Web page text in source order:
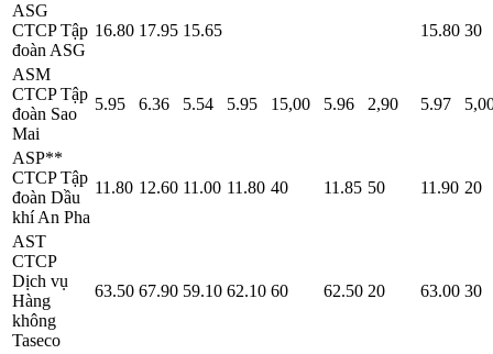
ASG
CTCP Tập
đoàn ASG
16.80 17.95 15.65 15.80 30
ASM
CTCP Tập
đoàn Sao
Mai
5.95 6.36 5.54 5.95 15,00 5.96 2,90 5.97
ASP**
CTCP Tập
đoàn Dầu
khí An Pha
11.80 12.60 11.00 11.80 40 11.85 50 11.90 20
AST
CTCP
Dịch vụ
Hàng
không
Taseco
63.50 67.90 59.10 62.10 60 62.50 20 63.00 30